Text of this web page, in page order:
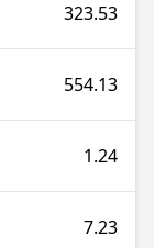
323.53
554.13
1.24
7.23